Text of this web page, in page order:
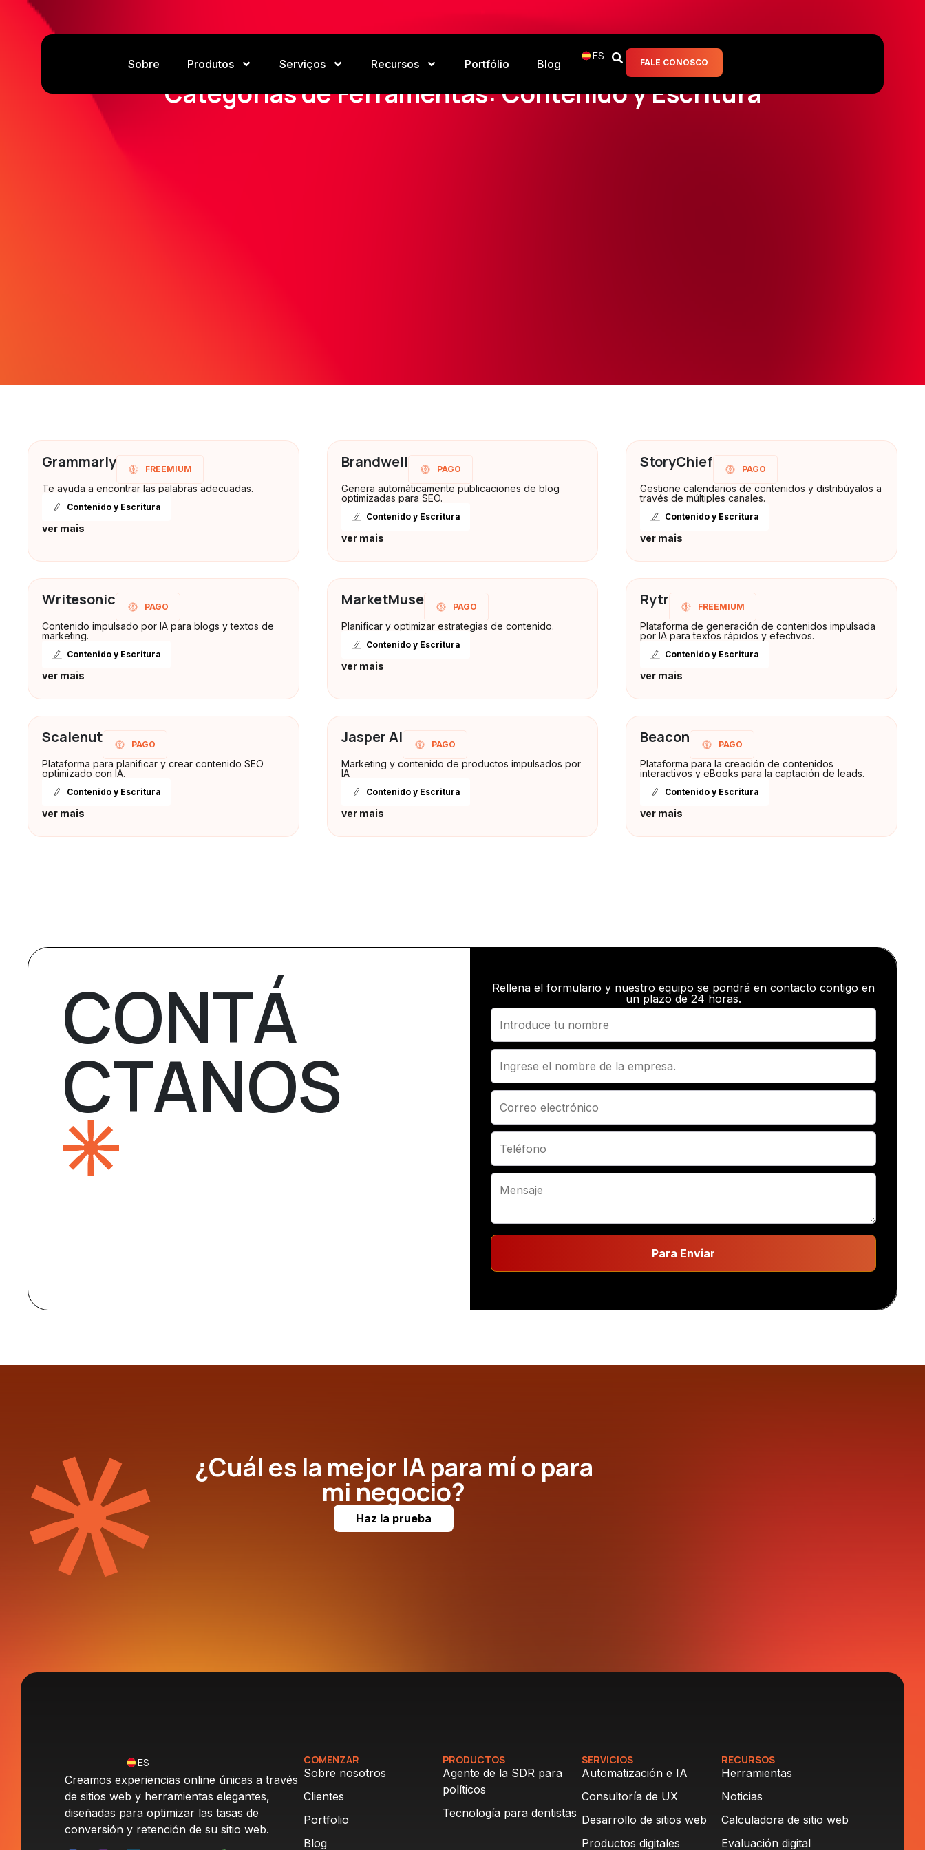
Sobre Produtos Serviços Recursos Portfólio Blog
ES
FALE CONOSCO
Contenido y Escritura
Categorias de Ferramentas: Contenido y Escritura
Grammarly FREEMIUM
Te ayuda a encontrar las palabras adecuadas.
Contenido y Escritura
ver mais
Brandwell PAGO
Genera automáticamente publicaciones de blog
optimizadas para SEO.
Contenido y Escritura
ver mais
StoryChief PAGO
Gestione calendarios de contenidos y distribúyalos a
través de múltiples canales.
Contenido y Escritura
ver mais
Writesonic PAGO
Contenido impulsado por IA para blogs y textos de
marketing.
Contenido y Escritura
ver mais
MarketMuse PAGO
Planificar y optimizar estrategias de contenido.
Contenido y Escritura
ver mais
Rytr FREEMIUM
Plataforma de generación de contenidos impulsada
por IA para textos rápidos y efectivos.
Contenido y Escritura
ver mais
Scalenut PAGO
Plataforma para planificar y crear contenido SEO
optimizado con IA.
Contenido y Escritura
ver mais
Jasper AI PAGO
Marketing y contenido de productos impulsados por
IA
Contenido y Escritura
ver mais
Beacon PAGO
Plataforma para la creación de contenidos
interactivos y eBooks para la captación de leads.
Contenido y Escritura
ver mais
CONTÁ
CTANOS
Rellena el formulario y nuestro equipo se pondrá en contacto contigo en
un plazo de 24 horas.
Para Enviar
¿Cuál es la mejor IA para mí o para
mi negocio?
Haz la prueba
ES
Creamos experiencias online únicas a través
de sitios web y herramientas elegantes,
diseñadas para optimizar las tasas de
conversión y retención de su sitio web.
COMENZAR
Sobre nosotros
Clientes
Portfolio
Blog
PRODUCTOS
Agente de la SDR para
políticos
Tecnología para dentistas
SERVICIOS
Automatización e IA
Consultoría de UX
Desarrollo de sitios web
Productos digitales
RECURSOS
Herramientas
Noticias
Calculadora de sitio web
Evaluación digital